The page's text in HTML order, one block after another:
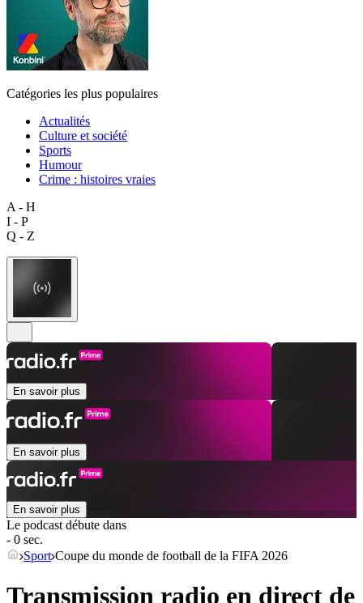
Catégories les plus populaires
Actualités
Culture et société
Sports
Humour
Crime : histoires vraies
A - H
I - P
Q - Z
En savoir plus
En savoir plus
En savoir plus
Le podcast débute dans
- 0 sec.
Sport Coupe du monde de football de la FIFA 2026
Transmission radio en direct de